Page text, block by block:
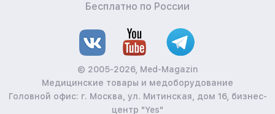
Бесплатно по России
© 2005-2026, Med-Magazin
Медицинские товары и медоборудование
Головной офис: г. Москва, ул. Митинская, дом 16, бизнес-
центр "Yes"